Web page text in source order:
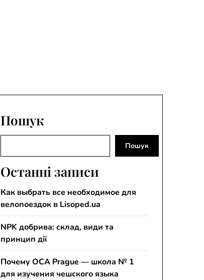
Пошук
Пошук
Останні записи
Как выбрать все необходимое для
велопоездок в Lisoped.ua
NPK добрива: склад, види та
принцип дії
Почему OCA Prague — школа № 1
для изучения чешского языка